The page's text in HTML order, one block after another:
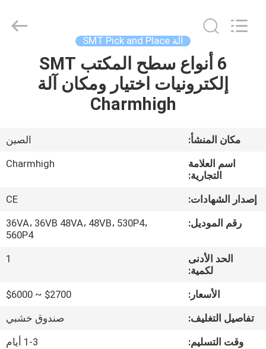
منتجات
مقاطع
الفيديو
معلومات
جولة
مراقبة
الجودة
TECHNOLOGY
LIMITED.
آلة SMT Pick and Place
6 أنواع سطح المكتب SMT
إلكترونيات اختيار ومكان آلة
Charmhigh
مكان المنشأ:
الصين
اسم العلامة
التجارية:
Charmhigh
إصدار الشهادات:
CE
رقم الموديل:
36VA، 36VB 48VA، 48VB، 530P4،
560P4
الحد الأدنى
لكمية:
1
الأسعار:
$2700 ~ $6000
تفاصيل التغليف:
صندوق خشبي
وقت التسليم:
1-3 أيام